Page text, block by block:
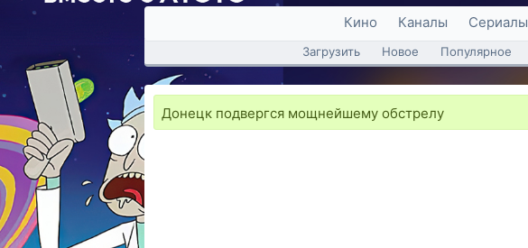
Кино Каналы Сериалы
Загрузить Новое Популярное
Донецк подвергся мощнейшему обстрелу